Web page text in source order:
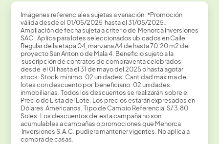
Imágenes referenciales sujetas a variación. *Promoción
válida desde el 01/05/2025 hasta el 31/05/2025.
Ampliación de fecha sujeta a criterio de Menorca Inversiones
SAC . Aplica para lotes seleccionados ubicados en Calle
Regular de la etapa 04, manzana A4 de hasta 70.20 m2 del
proyecto San Antonio de Mala 4. Beneficio sujeto a la
suscripción de contratos de compraventa celebrados
desde el 01 hasta el 31 de mayo del 2025 o hasta agotar
stock. Stock mínimo: 02 unidades. Cantidad máxima de
lotes con descuento por beneficiario: 02 unidades
inmobiliarias. Todos los descuentos se realizarán sobre el
Precio de Lista del Lote. Los precios estarán expresados en
Dólares Americanos. Tipo de Cambio Referencial S/ 3.80
Soles. Los descuentos de esta campaña no son
acumulables a campañas o promociones que Menorca
Inversiones S.A.C. pudiera mantener vigentes. No aplica a
compra de casas.